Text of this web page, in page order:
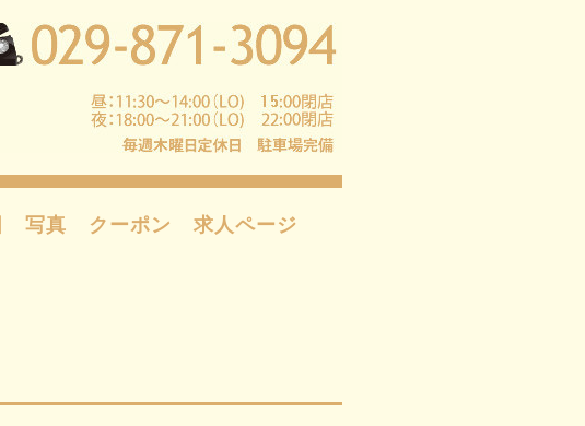
写真 クーポン
求人ページ